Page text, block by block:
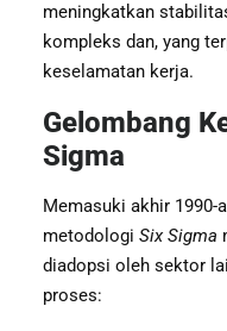
meningkatkan
kompleks dan, yang
keselamatan kerja.
Gelombang
Sigma
Memasuki akhir 1990-
metodologi Six Sigma
diadopsi oleh sektor
proses: